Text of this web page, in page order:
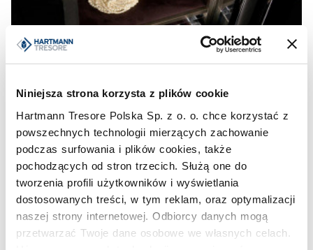
Niniejsza strona korzysta z plików cookie
Hartmann Tresore Polska Sp. z o. o. chce korzystać z
powszechnych technologii mierzących zachowanie
podczas surfowania i plików cookies, także
pochodzących od stron trzecich. Służą one do
tworzenia profili użytkowników i wyświetlania
dostosowanych treści, w tym reklam, oraz optymalizacji
naszej strony internetowej. Odbiorcy danych mogą
przetwarzać Twoje dane osobowe we własnych celach.